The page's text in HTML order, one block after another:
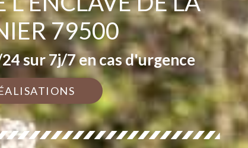
79500
sur 7j/7 en cas d'urgence